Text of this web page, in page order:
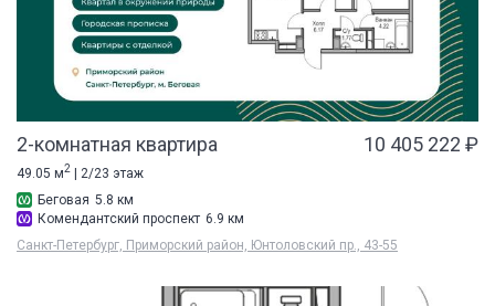
2-комнатная квартира 10 405 222 ₽
49.05 м2
| 2/23 этаж
Беговая 5.8 км
Комендантский проспект 6.9 км
Санкт-Петербург, Приморский район, Юнтоловский пр., 43-55